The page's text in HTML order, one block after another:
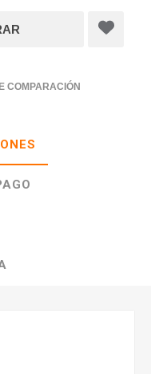
COMPARACIÓN